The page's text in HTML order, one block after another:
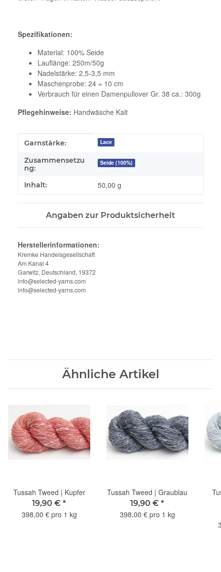
Spezifikationen:
Material: 100% Seide
Lauflänge: 250m/50g
Nadelstärke: 2,5-3,5 mm
Maschenprobe: 24 = 10 cm
Verbrauch für einen Damenpullover Gr. 38 ca.: 300g
Pflegehinweise: Handwäsche Kalt
Produkteigenschaft
Wert
Garnstärke: Lace
Zusammensetzu
ng:
Seide (100%)
Inhalt: 50,00 g
Angaben zur Produktsicherheit
Herstellerinformationen:
Kremke Handelsgesellschaft
Am Kanal 4
Garwitz, Deutschland, 19372
info@selected-yarns.com
info@selected-yarns.com
Ähnliche Artikel
Tussah Tweed | Kupfer
19,90 € *
398,00 € pro 1 kg
Tussah Tweed | Graublau
19,90 € *
398,00 € pro 1 kg